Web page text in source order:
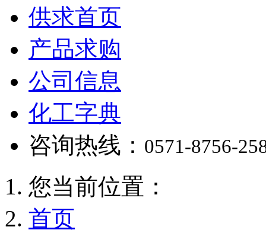
供求首页
产品求购
公司信息
化工字典
咨询热线： 0571-8756-
您当前位置：
首页